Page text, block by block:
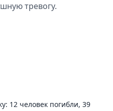
тревогу.
12 человек погибли, 39